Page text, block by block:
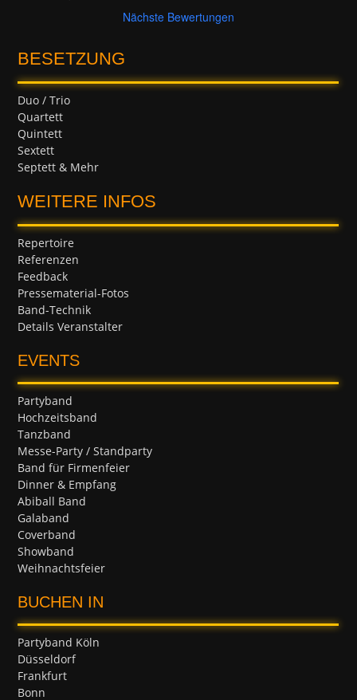
Nächste Bewertungen
BESETZUNG
Duo / Trio
Quartett
Quintett
Sextett
Septett & Mehr
WEITERE INFOS
Repertoire
Referenzen
Feedback
Pressematerial-Fotos
Band-Technik
Details Veranstalter
EVENTS
Partyband
Hochzeitsband
Tanzband
Messe-Party / Standparty
Band für Firmenfeier
Dinner & Empfang
Abiball Band
Galaband
Coverband
Showband
Weihnachtsfeier
BUCHEN IN
Partyband Köln
Düsseldorf
Frankfurt
Bonn